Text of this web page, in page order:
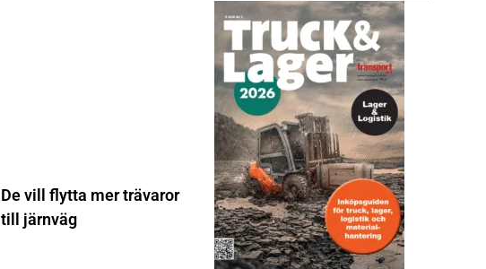
De vill flytta mer trävaror
till järnväg